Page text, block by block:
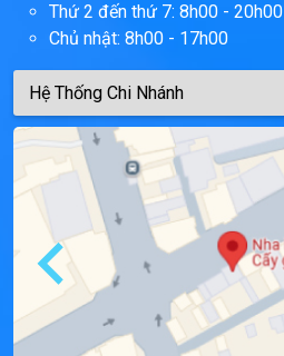
Thứ 2 đến thứ 7: 8h00 - 20h00
Chủ nhật: 8h00 - 17h00